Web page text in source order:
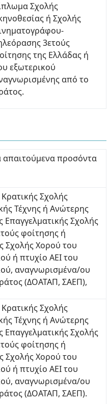
Σχολής
ή Σχολής
3ετούς
της Ελλάδας ή
εξωτερικού
από το
απαιτούμενα προσόντα
Σχολής
Τέχνης ή Ανώτερης
Επαγγελματικής Σχολής
φοίτησης ή
Σχολής Χορού του
ή πτυχίο ΑΕΙ του
αναγνωρισμένα/ου
(ΔΟΑΤΑΠ, ΣΑΕΠ),
Σχολής
Τέχνης ή Ανώτερης
Επαγγελματικής Σχολής
φοίτησης ή
Σχολής Χορού του
ή πτυχίο ΑΕΙ του
αναγνωρισμένα/ου
(ΔΟΑΤΑΠ, ΣΑΕΠ).